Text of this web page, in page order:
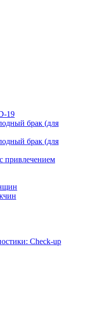
19
брак (для
брак (для
привлечением
Check-up